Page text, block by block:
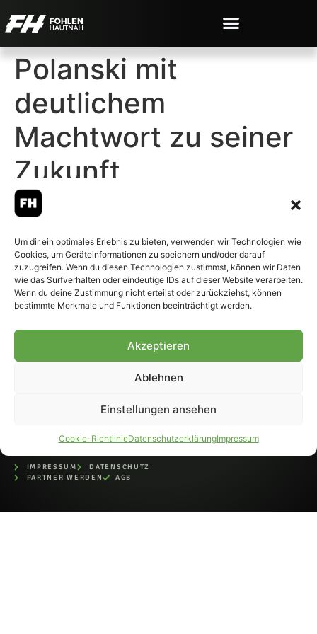
Um dir ein optimales Erlebnis zu bieten, verwenden wir Technologien wie
Cookies, um Geräteinformationen zu speichern und/oder darauf
zuzugreifen. Wenn du diesen Technologien zustimmst, können wir Daten
wie das Surfverhalten oder eindeutige IDs auf dieser Website verarbeiten.
Wenn du deine Zustimmung nicht erteilst oder zurückziehst, können
bestimmte Merkmale und Funktionen beeinträchtigt werden.
Akzeptieren
Ablehnen
Einstellungen ansehen
Cookie-RichtlinieDatenschutzerklärungImpressum
Polanski mit
deutlichem
Machtwort zu seiner
Zukunft
© 2007-2026 Fohlen-Hautnah.de
– Alle rechte vorbehalten.
Fohlen-Hautnah.de ist ein
offiziell eingetragenes Magazin
IMPRESSUM
DATENSCHUTZ
PARTNER WERDEN
AGB